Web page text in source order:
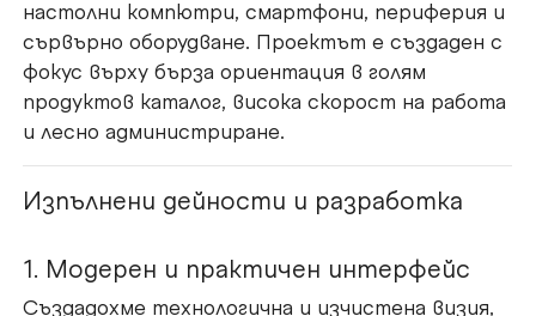
настолни компютри, смартфони, периферия и
сървърно оборудване. Проектът е създаден с
фокус върху бърза ориентация в голям
продуктов каталог, висока скорост на работа
и лесно администриране.
Изпълнени дейности и разработка
1. Модерен и практичен интерфейс
Създадохме технологична и изчистена визия,